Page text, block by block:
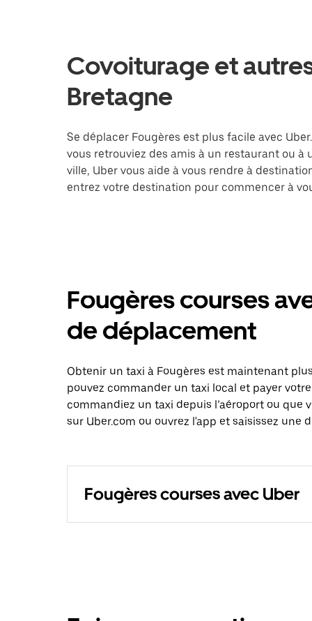
Covoiturage et
Bretagne
Se déplacer Fougères est plus facile avec
vous retrouviez des amis à un restaurant ou
ville, Uber vous aide à vous rendre à
entrez votre destination pour commencer à
Fougères courses
de déplacement
Obtenir un taxi à Fougères est maintenant
pouvez commander un taxi local et payer
commandiez un taxi depuis l’aéroport ou
sur Uber.com ou ouvrez l'app et saisissez une
Fougères courses avec Uber